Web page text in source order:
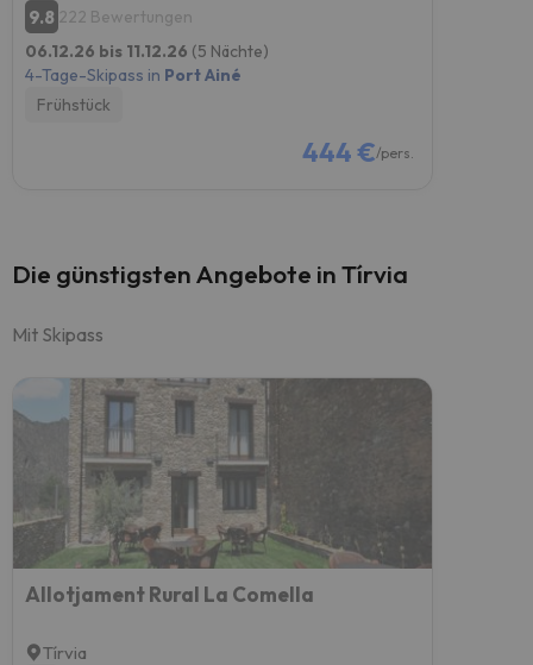
9.8 222 Bewertungen
06.12.26 bis 11.12.26 (5 Nächte)
4-Tage-Skipass in Port Ainé
Frühstück
444 €/pers.
Die günstigsten Angebote in Tírvia
Mit Skipass
Allotjament Rural La Comella
Tírvia